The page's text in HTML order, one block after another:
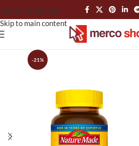
Skip to navigation
Skip to main content
-21%